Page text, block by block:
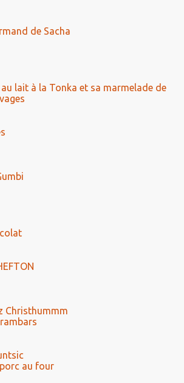
de Sacha
lait à la Tonka et sa marmelade de
Christhummm
au four